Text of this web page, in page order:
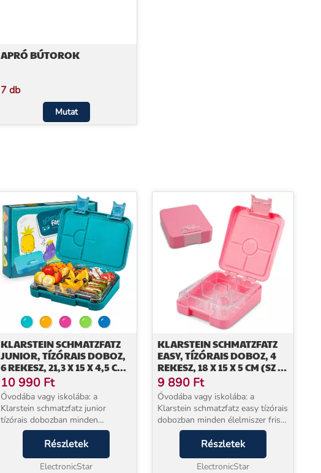
APRÓ BÚTOROK
7 db
Mutat
KLARSTEIN SCHMATZFATZ
JUNIOR, TÍZÓRAIS DOBOZ,
6 REKESZ, 21,3 X 15 X 4,5 CM
(SZ X M X M)
10 990 Ft
Óvodába vagy iskolába: a
Klarstein schmatzfatz junior
tízórais dobozban minden
élelmiszer friss és ropogós marad!
A doboz praktikus elosztásának
köszönhetően minden étel
egymástól elkülönítve tartható...
Részletek
ElectronicStar
KLARSTEIN SCHMATZFATZ
EASY, TÍZÓRAIS DOBOZ, 4
REKESZ, 18 X 15 X 5 CM (SZ X
M X M)
9 890 Ft
Óvodába vagy iskolába: a
Klarstein schmatzfatz easy tízórais
dobozban minden élelmiszer friss
és ropogós marad! A doboz
praktikus elosztásának
köszönhetően minden étel
egymástól elkülönítve tartható. ...
Részletek
ElectronicStar